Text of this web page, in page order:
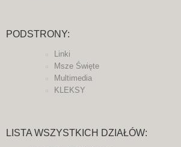
PODSTRONY:
Linki
Msze Święte
Multimedia
KLEKSY
LISTA WSZYSTKICH DZIAŁÓW: